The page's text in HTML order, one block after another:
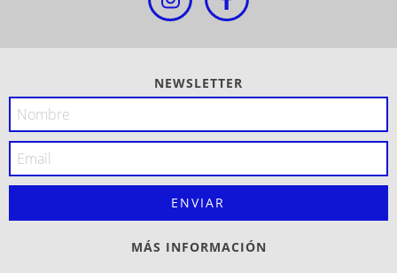
NEWSLETTER
MÁS INFORMACIÓN